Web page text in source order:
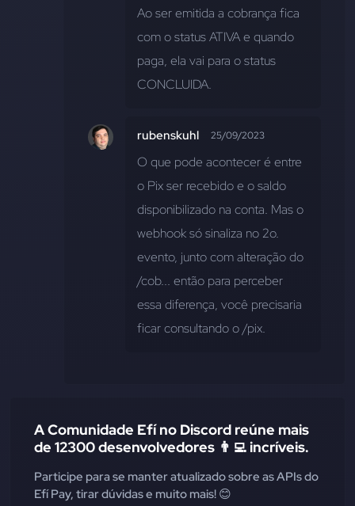
Ao ser emitida a cobrança fica
com o status ATIVA e quando
paga, ela vai para o status
CONCLUIDA.
rubenskuhl 25/09/2023
O que pode acontecer é entre
o Pix ser recebido e o saldo
disponibilizado na conta. Mas o
webhook só sinaliza no 2o.
evento, junto com alteração do
/cob... então para perceber
essa diferença, você precisaria
ficar consultando o /pix.
A Comunidade Efí no Discord reúne mais
de 12300 desenvolvedores 👨‍💻 incríveis.
Participe para se manter atualizado sobre as APIs do
Efí Pay, tirar dúvidas e muito mais! 😊